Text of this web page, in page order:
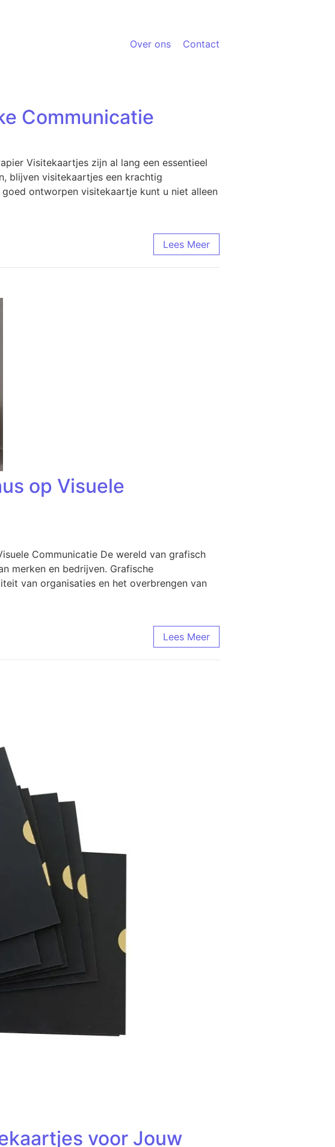
Over ons Contact
Communicatie
Visitekaartjes zijn al lang een essentieel
blijven visitekaartjes een krachtig
ontworpen visitekaartje kunt u niet alleen
Lees Meer
op Visuele
Communicatie De wereld van grafisch
merken en bedrijven. Grafische
van organisaties en het overbrengen van
Lees Meer
voor Jouw